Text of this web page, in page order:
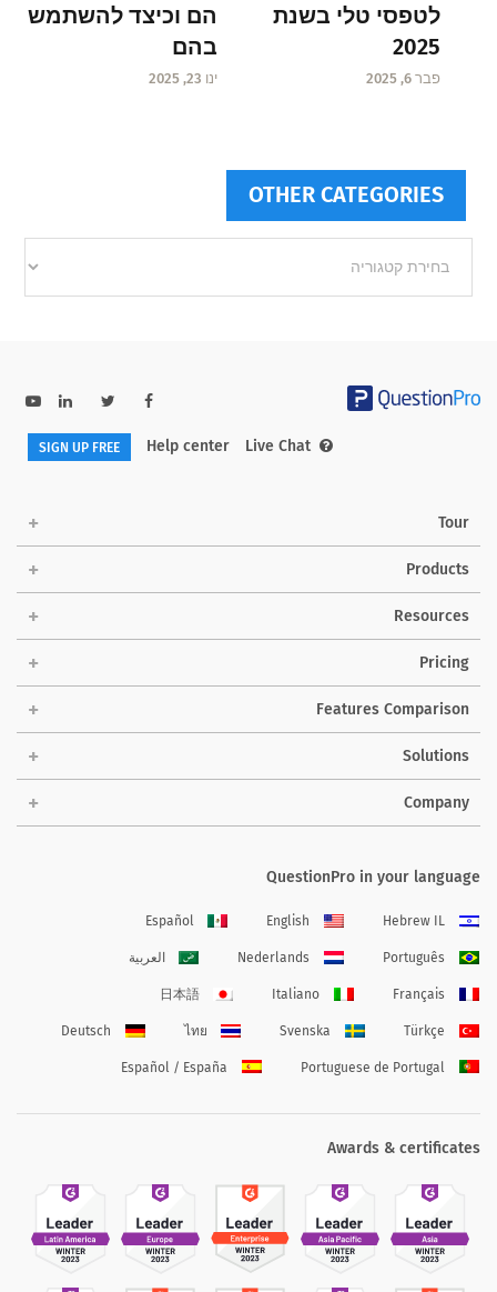
לטפסי טלי בשנת
2025
פבר 6, 2025
הם וכיצד להשתמש
בהם
ינו 23, 2025
OTHER CATEGORIES
categories
Help center Live Chat
SIGN UP FREE
Tour
Products
Resources
Pricing
Features Comparison
Solutions
Company
QuestionPro in your language
Hebrew IL
English
Español
Português
Nederlands العربية
Français
Italiano
日本語
Türkçe
Svenska
ไทย
Deutsch
Portuguese de Portugal
Español / España
Awards & certificates